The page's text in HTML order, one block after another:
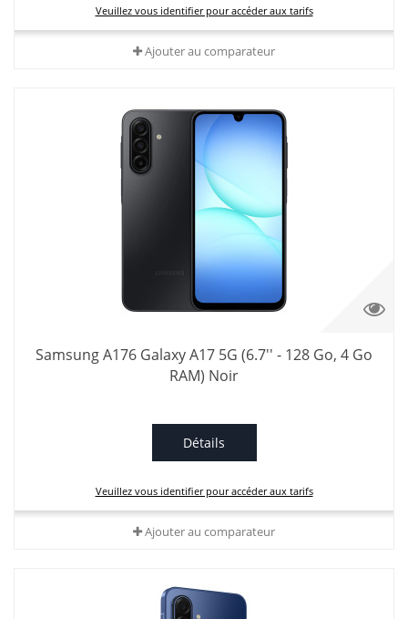
Veuillez vous identifier pour accéder aux tarifs
Ajouter au comparateur
Samsung A176 Galaxy A17 5G (6.7'' - 128 Go, 4 Go
RAM) Noir
Détails
Veuillez vous identifier pour accéder aux tarifs
Ajouter au comparateur